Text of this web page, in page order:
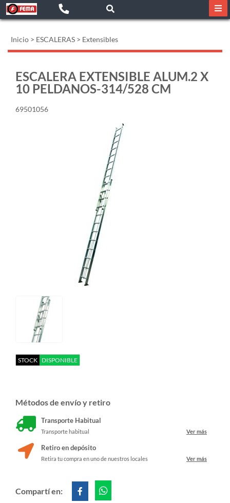
Inicio > ESCALERAS > Extensibles
ESCALERA EXTENSIBLE ALUM.2 X
10 PELDANOS-314/528 CM
69501056
STOCK DISPONIBLE
Métodos de envío y retiro
Transporte Habitual
Transporte habitual Ver más
Retiro en depósito
Retira tu compra en uno de nuestros locales Ver más
Compartí en: